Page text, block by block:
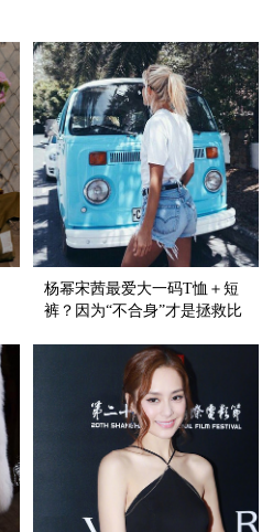
杨幂宋茜最爱大一码T恤＋短
裤？因为“不合身”才是拯救比